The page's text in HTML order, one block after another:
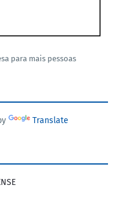
para mais pessoas
Translate